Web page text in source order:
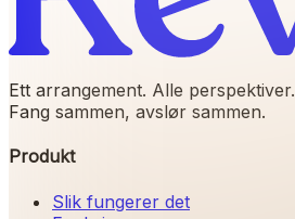
Ett arrangement. Alle perspektiver.
Fang sammen, avslør sammen.
Produkt
Slik fungerer det